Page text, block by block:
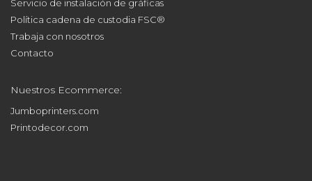
Solicita tu muestra eco gratis
Impresión ecológica Green Print
Fabricantes de expositores
Servicio de instalación de gráficas
Trabaja con nosotros
Contacto